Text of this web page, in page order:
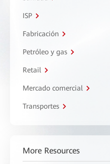
ISP
Fabricación
Petróleo y gas
Retail
Mercado comercial
Transportes
More Resources